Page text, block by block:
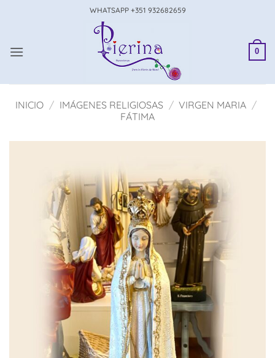
WHATSAPP +351 932682659
0
INICIO / IMÁGENES RELIGIOSAS / VIRGEN MARIA /
FÁTIMA